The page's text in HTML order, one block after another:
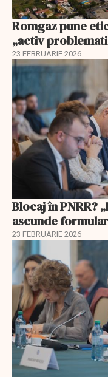
Romgaz pune
„activ
23 FEBRUARIE 2026
Blocaj în PNRR?
ascunde
23 FEBRUARIE 2026